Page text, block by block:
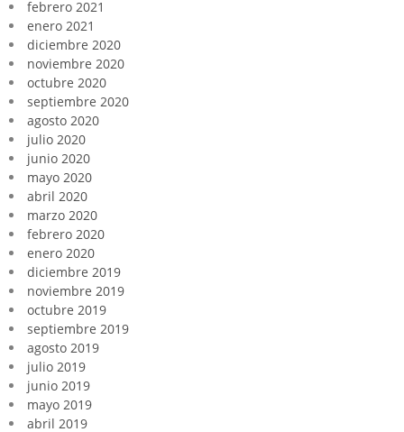
febrero 2021
enero 2021
diciembre 2020
noviembre 2020
octubre 2020
septiembre 2020
agosto 2020
julio 2020
junio 2020
mayo 2020
abril 2020
marzo 2020
febrero 2020
enero 2020
diciembre 2019
noviembre 2019
octubre 2019
septiembre 2019
agosto 2019
julio 2019
junio 2019
mayo 2019
abril 2019